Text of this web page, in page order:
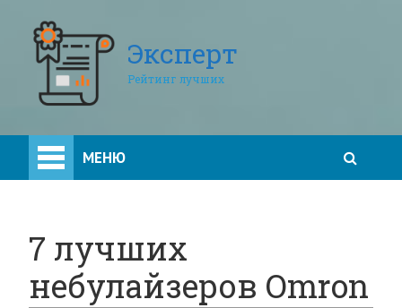
Эксперт
Рейтинг лучших
МЕНЮ
7 лучших
небулайзеров Omron